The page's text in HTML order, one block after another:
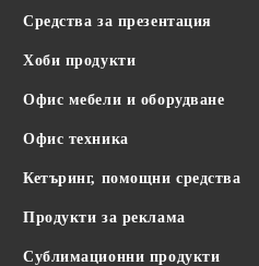
Средства за презентация
Хоби продукти
Офис мебели и оборудване
Офис техника
Кетъринг, помощни средства
Продукти за реклама
Сублимационни продукти